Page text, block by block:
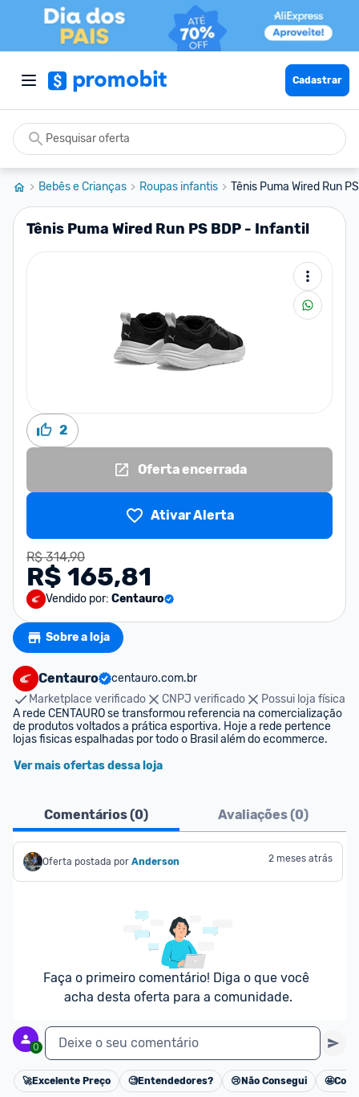
Cadastrar
Bebês e Crianças Roupas infantis Tênis Puma Wired Run
Tênis Puma Wired Run PS BDP - Infantil
2
Oferta encerrada
Ativar Alerta
R$ 314,90
R$ 165,81
Vendido por: Centauro
Sobre a loja
Centauro
centauro.com.br
Marketplace verificado
CNPJ verificado
Possui loja física
A rede CENTAURO se transformou referencia na comercialização
de produtos voltados a prática esportiva. Hoje a rede pertence
lojas fisicas espalhadas por todo o Brasil além do ecommerce.
Ver mais ofertas dessa loja
Comentários (0) Avaliações (0)
Oferta postada por Anderson 2 meses atrás
Faça o primeiro comentário! Diga o que você
acha desta oferta para a comunidade.
0 Deixe o seu comentário
Cancelar
🚀Excelente Preço 🧐Entendedores? 😢 Não Consegui 🤩